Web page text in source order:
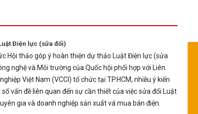
Điện lực (sửa đổi)
Hội thảo góp ý hoàn thiện dự thảo Luật Điện lực (sửa
nghệ và Môi trường của Quốc hội phối hợp với Liên
Việt Nam (VCCI) tổ chức tại TP.HCM, nhiều ý kiến
vấn đề liên quan đến sự cần thiết của việc sửa đổi Luật
gia và doanh nghiệp sản xuất vá mua bán điện.